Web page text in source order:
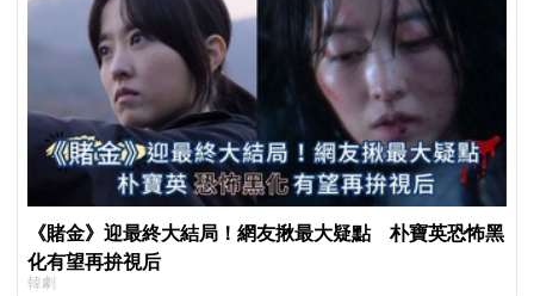
《賭金》迎最終大結局！網友揪最大疑點 朴寶英恐怖黑
化有望再拚視后
韓劇